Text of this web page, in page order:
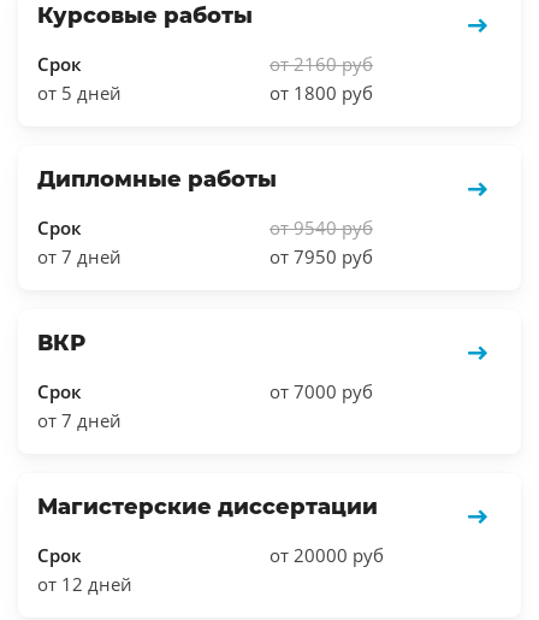
Курсовые работы
Срок
от 5 дней
от 2160 руб
от 1800 руб
Дипломные работы
Срок
от 7 дней
от 9540 руб
от 7950 руб
ВКР
Срок
от 7 дней
от 7000 руб
Магистерские диссертации
Срок
от 12 дней
от 20000 руб